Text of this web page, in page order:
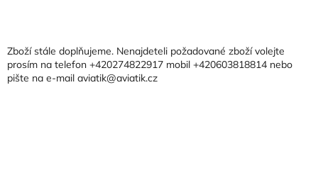
aZboží stále doplňujeme. Nenajdeteli požadované zboží volejte
prosím na telefon +420274822917 mobil +420603818814 nebo
pište na e-mail aviatik@aviatik.cz